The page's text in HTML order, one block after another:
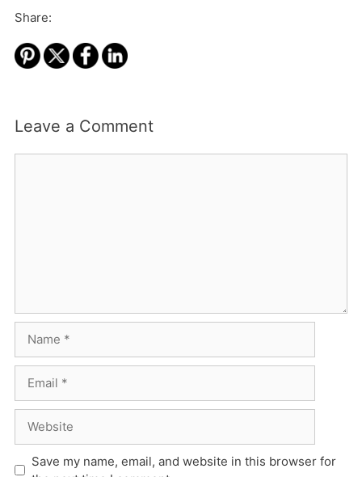
Share:
Leave a Comment
Save my name, email, and website in this browser for